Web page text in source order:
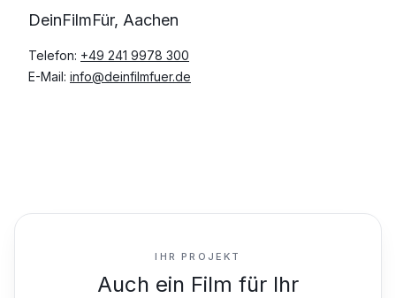
DeinFilmFür, Aachen
Telefon: +49 241 9978 300
E-Mail: info@deinfilmfuer.de
IHR PROJEKT
Auch ein Film für Ihr